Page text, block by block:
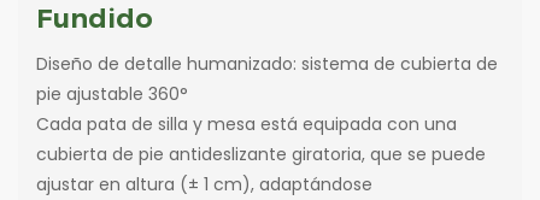
Fundido
Diseño de detalle humanizado: sistema de cubierta de
pie ajustable 360°
Cada pata de silla y mesa está equipada con una
cubierta de pie antideslizante giratoria, que se puede
ajustar en altura (± 1 cm), adaptándose